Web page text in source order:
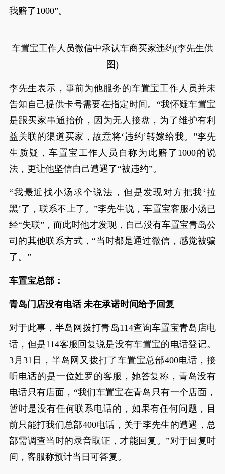
我赔了1000”。
车置宝工作人员微信中承认车商买家违约(李先生供
图)
李先生表示，事前为他服务的车置宝工作人员并未
告知自己提供卡号需要在指定时间。“我怀疑车置宝
是跟买家串通抬价，因为无人接盘，为了维护有利
益关联的渠道买家，故意将‘违约’转嫁给我。”李先
生质疑，车置宝工作人员自称为此赔了1000的说
法，更让他坚信自己遭遇了“被违约”。
“我最近找小汤求个说法，但是发现对方把我‘拉
黑’了，联系不上了。”李先生说，车置宝客服小汤已
经“失联”，而此时他才发现，自己没有车置宝青岛公
司的其他联系方式，“当时都是通过微信，感觉被骗
了。”
车置宝总部：
青岛门店没有电话 未在承诺时间给予回复
对于此事，半岛网拨打青岛114查询车置宝青岛店电
话，但是114客服回复说是没有车置宝的电话登记。
3月31日，半岛网又拨打了车置宝总部400电话，接
听电话的是一位姓罗的客服，她答复称，青岛没有
电话只有店面，“我们车置宝在青岛只有一个店面，
暂时是没有任何联系电话的，如果有任何问题，目
前只能打我们总部400电话，关于李先生的遭遇，总
部需调查当时的录音取证，才能回复。”对于回复时
间，客服称预计当日可答复。